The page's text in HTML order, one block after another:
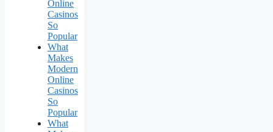
Online
Casinos
So
Popular
What
Makes
Modern
Online
Casinos
So
Popular
What